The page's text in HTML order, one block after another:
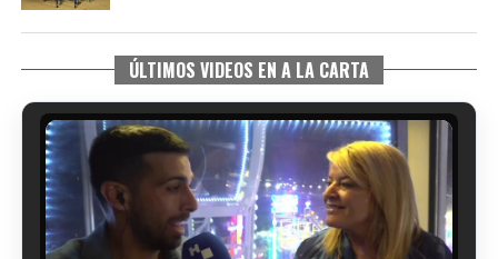
ÚLTIMOS VIDEOS EN A LA CARTA